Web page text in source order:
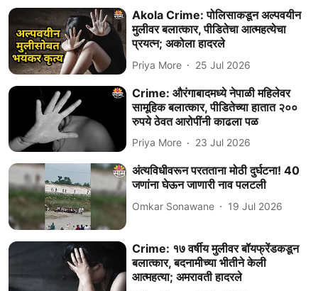
Akola Crime: पोलिसाकडून अल्पवयीन
मुलीवर बलात्कार, पीडितेचा आत्महत्येचा
प्रयत्न; अकोला हादरले
Priya More 25 Jul 2026
Crime: औरंगाबादमध्ये नेपाळी महिलेवर
सामूहिक बलात्कार, पीडितेच्या हातात २००
रुपये ठेवत आरोपींनी काढला पळ
Priya More 23 Jul 2026
अंत्यविधीवरून परतताना मोठी दुर्घटना! 40
जणांना घेऊन जाणारी नाव पलटली
Omkar Sonawane 19 Jul 2026
Crime: १७ वर्षीय मुलीवर बॉयफ्रेंडकडून
बलात्कार, बदनामीच्या भीतीने केली
आत्महत्या; अमरावती हादरले